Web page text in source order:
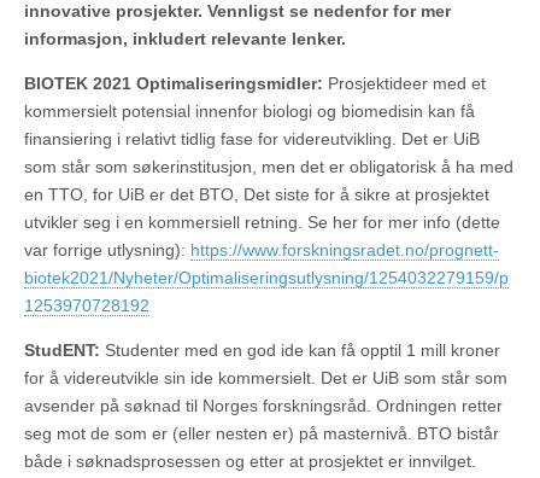
innovative prosjekter. Vennligst se nedenfor for mer
informasjon, inkludert relevante lenker.
BIOTEK 2021 Optimaliseringsmidler: Prosjektideer med et
kommersielt potensial innenfor biologi og biomedisin kan få
finansiering i relativt tidlig fase for videreutvikling. Det er UiB
som står som søkerinstitusjon, men det er obligatorisk å ha med
en TTO, for UiB er det BTO, Det siste for å sikre at prosjektet
utvikler seg i en kommersiell retning. Se her for mer info (dette
var forrige utlysning): https://www.forskningsradet.no/prognett-
biotek2021/Nyheter/Optimaliseringsutlysning/1254032279159/p
1253970728192
StudENT: Studenter med en god ide kan få opptil 1 mill kroner
for å videreutvikle sin ide kommersielt. Det er UiB som står som
avsender på søknad til Norges forskningsråd. Ordningen retter
seg mot de som er (eller nesten er) på masternivå. BTO bistår
både i søknadsprosessen og etter at prosjektet er innvilget.